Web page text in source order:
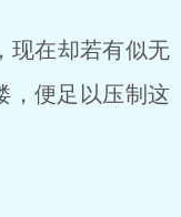
现在却若有似无
，便足以压制这